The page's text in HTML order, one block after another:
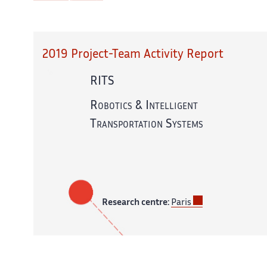
2019 Project-Team Activity Report
RITS
Robotics & Intelligent
Transportation Systems
Research centre: Paris